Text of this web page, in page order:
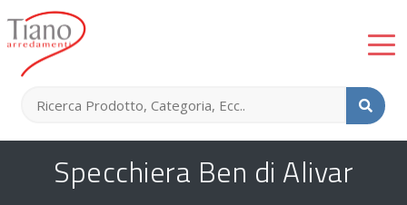
Specchiera Ben di Alivar